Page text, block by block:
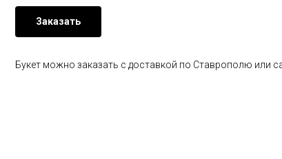
Заказать
Букет можно заказать с доставкой по Ставрополю или